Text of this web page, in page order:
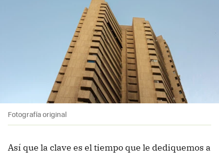
Fotografía original
Así que la clave es el tiempo que le dediquemos a